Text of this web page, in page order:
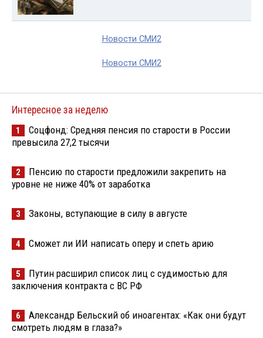
Новости СМИ2
Новости СМИ2
Интересное за неделю
1
Соцфонд: Средняя пенсия по старости в России
превысила 27,2 тысячи
2
Пенсию по старости предложили закрепить на
уровне не ниже 40% от заработка
3 Законы, вступающие в силу в августе
4 Сможет ли ИИ написать оперу и спеть арию
5
Путин расширил список лиц с судимостью для
заключения контракта с ВС РФ
6
Александр Бельский об иноагентах: «Как они будут
смотреть людям в глаза?»